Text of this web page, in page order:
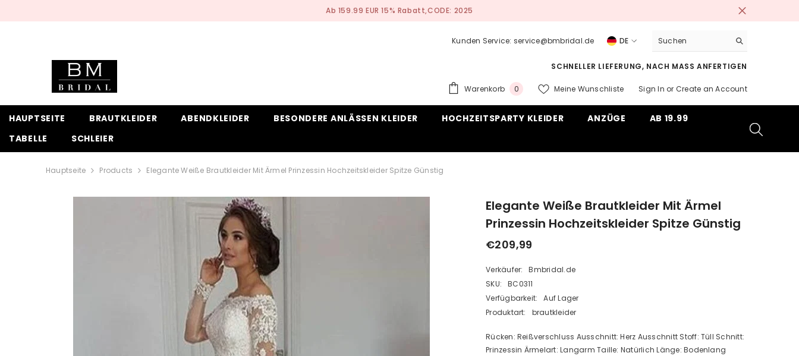
Nach Maß Anfertigen Service
Kunden Service: service@bmbridal.de
DE
SCHNELLER LIEFERUNG, NACH MASS ANFERTIGEN
Warenkorb 00
Meine Wunschliste Sign In or Create an Account
HAUPTSEITE BRAUTKLEIDER ABENDKLEIDER BESONDERE ANLÄSSEN KLEIDER HOCHZEITSPARTY KLEIDER ANZÜGE
AB 19.99
TABELLE
SCHLEIER
Hauptseite Products Elegante Weiße Brautkleider Mit Ärmel Prinzessin Hochzeitskleider Spitze Günstig
Elegante Weiße Brautkleider Mit Ärmel
Prinzessin Hochzeitskleider Spitze Günstig
€209,99
Verkäufer:
Bmbridal.de
SKU:
BC0311
Verfügbarkeit:
Auf Lager
Produktart:
brautkleider
Rücken: Reißverschluss Ausschnitt: Herz Ausschnitt Stoff: Tüll Schnitt:
Prinzessin Ärmelart: Langarm Taille: Natürlich Länge: Bodenlang